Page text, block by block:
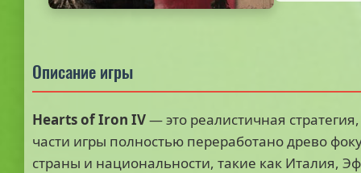
Описание игры
Hearts of Iron IV— это реалистичная
части игры полностью переработано древо
страны и национальности, такие как Италия,